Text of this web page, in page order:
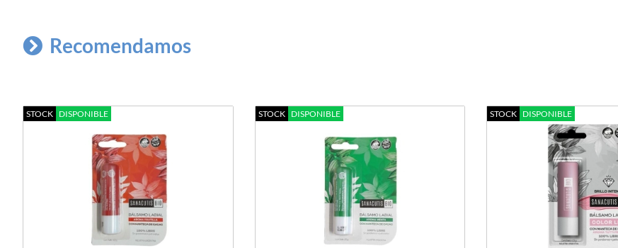
Recomendamos
STOCK DISPONIBLE STOCK DISPONIBLE STOCK DISPONIBLE